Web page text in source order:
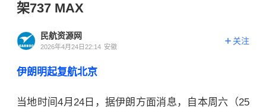
架737 MAX
民航资源网
2026年4月24日22:14 安徽
关注
伊朗明起复航北京
当地时间4月24日，据伊朗方面消息，自本周六（25